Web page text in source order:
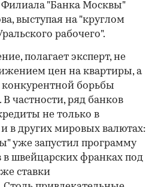
Филиала "Банка Москвы"
выступая на "круглом
рабочего".
полагает эксперт, не
цен на квартиры, а
конкурентной борьбы
В частности, ряд банков
не только в
в других мировых валютах:
уже запустил программу
в швейцарских франках под
ставки